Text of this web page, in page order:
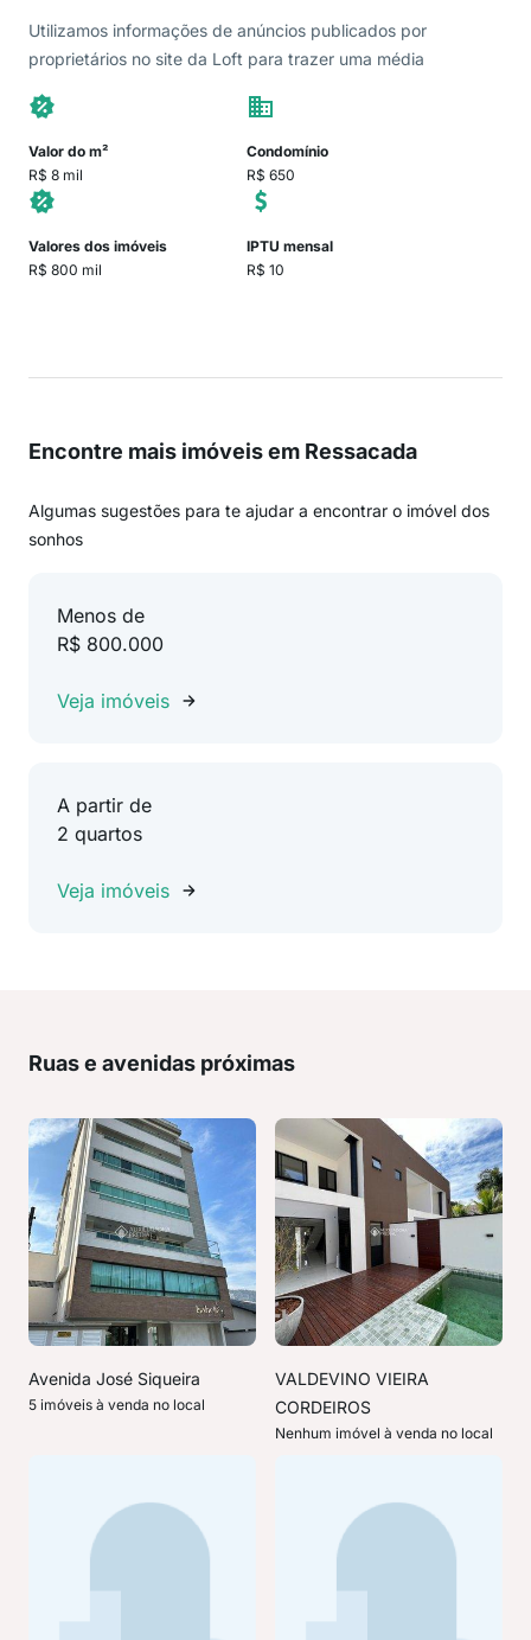
Utilizamos informações de anúncios publicados por
proprietários no site da Loft para trazer uma média
Valor do m²
R$ 8 mil
Condomínio
R$ 650
Valores dos imóveis
R$ 800 mil
IPTU mensal
R$ 10
Encontre mais imóveis em Ressacada
Algumas sugestões para te ajudar a encontrar o imóvel dos
sonhos
Menos de
R$ 800.000
Veja imóveis
A partir de
2 quartos
Veja imóveis
Ruas e avenidas próximas
Avenida José Siqueira
5 imóveis à venda no local
VALDEVINO VIEIRA
CORDEIROS
Nenhum imóvel à venda no local